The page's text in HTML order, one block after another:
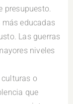
presupuesto.
educadas
Las guerras
niveles
o
que